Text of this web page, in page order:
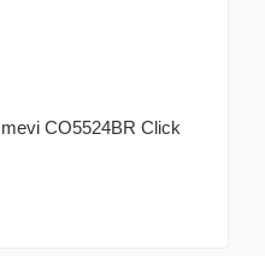
CO5524BR Click